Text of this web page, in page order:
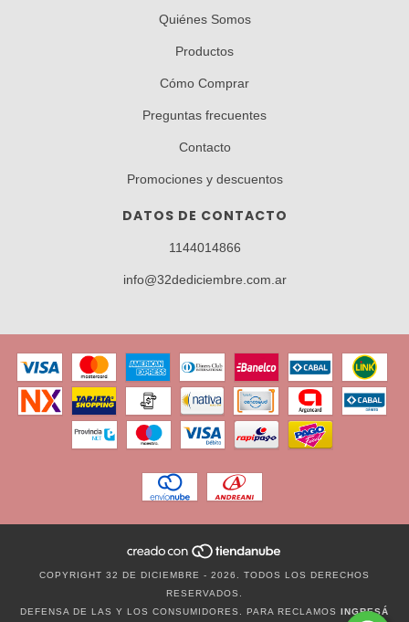
Quiénes Somos
Productos
Cómo Comprar
Preguntas frecuentes
Contacto
Promociones y descuentos
DATOS DE CONTACTO
1144014866
info@32dediciembre.com.ar
COPYRIGHT 32 DE DICIEMBRE - 2026. TODOS LOS DERECHOS
RESERVADOS.
DEFENSA DE LAS Y LOS CONSUMIDORES. PARA RECLAMOS INGRESÁ